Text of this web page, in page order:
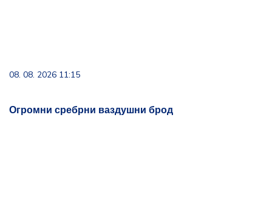
08. 08. 2026 11:15
Огромни сребрни ваздушни брод